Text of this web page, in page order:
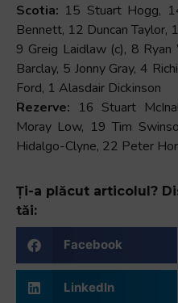
Scotia: 15 Stuart Hogg,
Bennett, 12 Duncan Taylor,
9 Greig Laidlaw (c), 8 Ryan
Barclay, 5 Jonny Gray, 4
Ford, 1 Alasdair Dickinson
Rezerve: 16 Stuart
Moray Low, 19 Tim
Hidalgo-Clyne, 22 Peter
Ți-a plăcut articolul?
tăi:
Facebook
LinkedIn